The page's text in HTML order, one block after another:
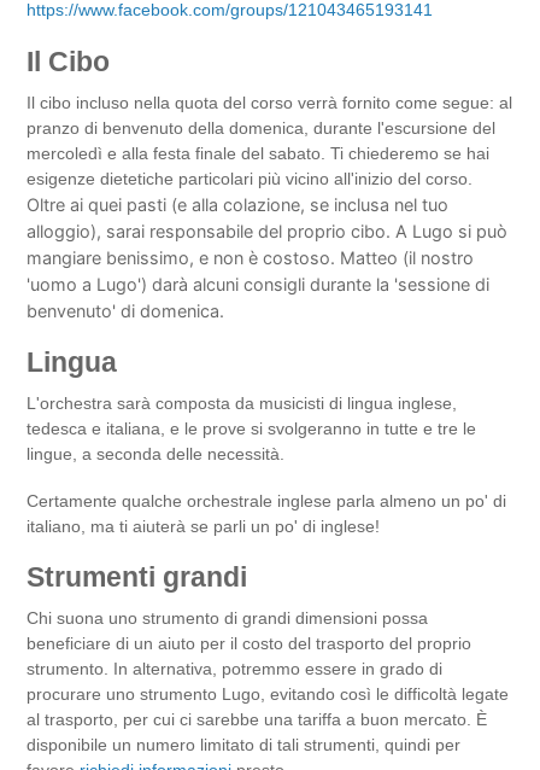
https://www.facebook.com/groups/121043465193141
Il Cibo
Il cibo incluso nella quota del corso verrà fornito come segue: al
pranzo di benvenuto della domenica, durante l'escursione del
mercoledì e alla festa finale del sabato. Ti chiederemo se hai
esigenze dietetiche particolari più vicino all'inizio del corso.
Oltre ai quei pasti (e alla colazione, se inclusa nel tuo
alloggio), sarai responsabile del proprio cibo. A Lugo si può
mangiare benissimo, e non è costoso. Matteo (il nostro
'uomo a Lugo') darà alcuni consigli durante la 'sessione di
benvenuto' di domenica.
Lingua
L'orchestra sarà composta da musicisti di lingua inglese,
tedesca e italiana, e le prove si svolgeranno in tutte e tre le
lingue, a seconda delle necessità.
Certamente qualche orchestrale inglese parla almeno un po' di
italiano, ma ti aiuterà se parli un po' di inglese!
Strumenti grandi
Chi suona uno strumento di grandi dimensioni possa
beneficiare di un aiuto per il costo del trasporto del proprio
strumento. In alternativa, potremmo essere in grado di
procurare uno strumento Lugo, evitando così le difficoltà legate
al trasporto, per cui ci sarebbe una tariffa a buon mercato. È
disponibile un numero limitato di tali strumenti, quindi per